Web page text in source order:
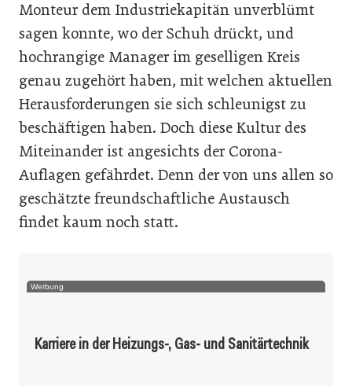
Monteur dem Indus­triekapitän unverblümt
sagen konnte, wo der Schuh drückt, und
hochrangige Manager im geselligen Kreis
genau zugehört haben, mit welchen aktuellen
Herausforderungen sie sich schleunigst zu
beschäftigen haben. Doch diese Kultur des
Miteinander ist angesichts der Corona-
Auflagen gefährdet. Denn der von uns allen so
geschätzte freundschaftliche Austausch
findet kaum noch statt.
Werbung
Karriere in der Heizungs-, Gas- und Sanitärtechnik